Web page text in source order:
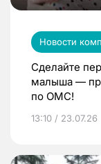
Новости
Сделайте
малыша —
по ОМС!
13:10 / 23.07.26